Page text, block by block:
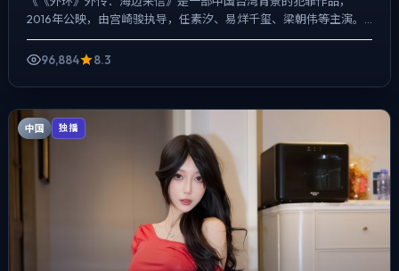
2016年公映，由宫崎骏执导，任素汐、易烊千玺、梁朝伟等主演。
用双线叙事把过去与现在拧成一股绳，真相并非一次性抛出，而是...
96,884
8.3
中国 独播